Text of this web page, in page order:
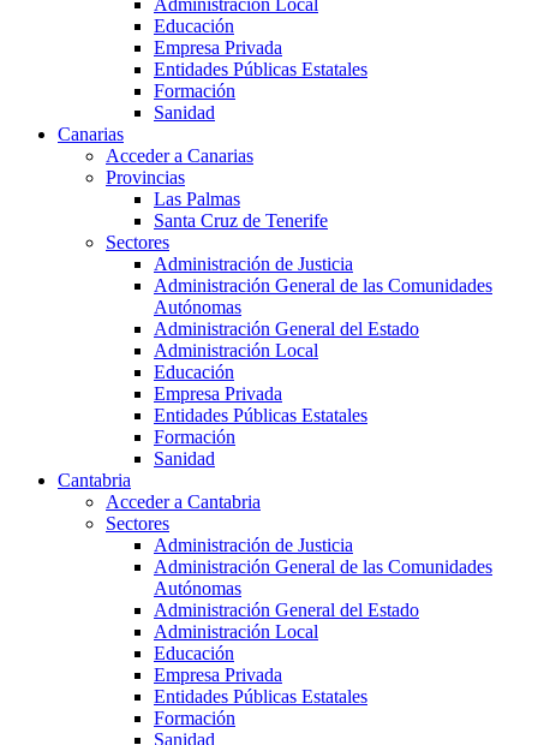
Administración Local
Educación
Empresa Privada
Entidades Públicas Estatales
Formación
Sanidad
Canarias
Acceder a Canarias
Provincias
Las Palmas
Santa Cruz de Tenerife
Sectores
Administración de Justicia
Administración General de las Comunidades
Autónomas
Administración General del Estado
Administración Local
Educación
Empresa Privada
Entidades Públicas Estatales
Formación
Sanidad
Cantabria
Acceder a Cantabria
Sectores
Administración de Justicia
Administración General de las Comunidades
Autónomas
Administración General del Estado
Administración Local
Educación
Empresa Privada
Entidades Públicas Estatales
Formación
Sanidad